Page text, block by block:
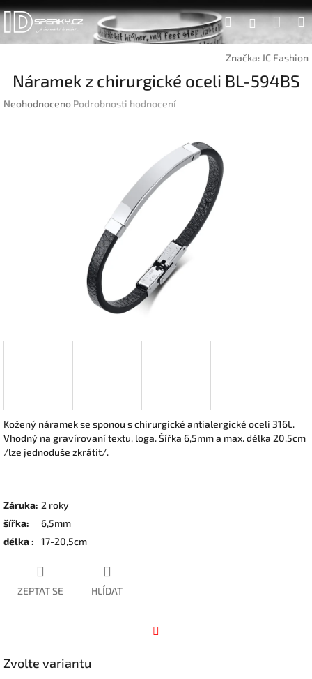
Přejít
na
obsah
Hledat
Značka: JC Fashion
Náramek z chirurgické oceli BL-594BS
Průměrné
Neohodnoceno Podrobnosti hodnocení
Kožený náramek se sponou s chirurgické antialergické oceli 316L.
Vhodný na gravírovaní textu, loga. Šířka 6,5mm a max. délka 20,5cm
/lze jednoduše zkrátit/.
Záruka: 2 roky
šířka:
6,5mm
délka: 17-20,5cm
ZEPTAT SE HLÍDAT
Zvolte variantu